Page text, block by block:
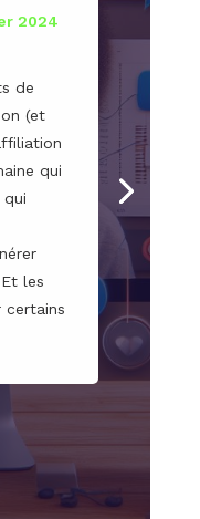
2024
de
(et
qui
les
certains